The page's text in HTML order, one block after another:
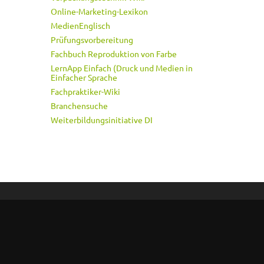
Online-Marketing-Lexikon
MedienEnglisch
Prüfungsvorbereitung
Fachbuch Reproduktion von Farbe
LernApp Einfach (Druck und Medien in
Einfacher Sprache
Fachpraktiker-Wiki
Branchensuche
Weiterbildungsinitiative DI